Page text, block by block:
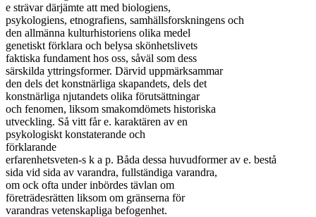
e strävar därjämte att med biologiens,
psykologiens, etnografiens, samhällsforskningens och
den allmänna kulturhistoriens olika medel
genetiskt förklara och belysa skönhetslivets
faktiska fundament hos oss, såväl som dess
särskilda yttringsformer. Därvid uppmärksammar
den dels det konstnärliga skapandets, dels det
konstnärliga njutandets olika förutsättningar
och fenomen, liksom smakomdömets historiska
utveckling. Så vitt får e. karaktären av en
psykologiskt konstaterande och
förklarande
erfarenhetsveten-s k a p. Båda dessa huvudformer av e. bestå
sida vid sida av varandra, fullständiga varandra,
om ock ofta under inbördes tävlan om
företrädesrätten liksom om gränserna för
varandras vetenskapliga befogenhet.